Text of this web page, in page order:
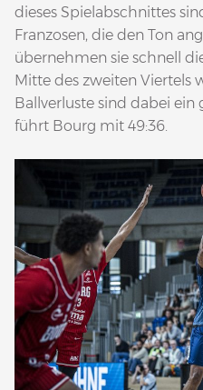
dieses Spielabschnittes
Franzosen, die den Ton
übernehmen sie schnell
Mitte des zweiten Viertels
Ballverluste sind dabei ein
führt Bourg mit 49:36.